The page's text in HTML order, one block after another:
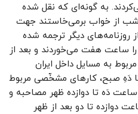
به گونه‌ای که نقل شده
از خواب برمی‌خاستند جهت
روزنامه‌های دیگر ترجمه شده
را ساعت هفت می‌خوردند و بعد از
به مسایل داخل ایران
دَهِ صبح، کارهای مشخّصی مربوط
ساعت دَه تا دوازده ظهر مصاحبه و
دوازده تا دو بعد از ظهر